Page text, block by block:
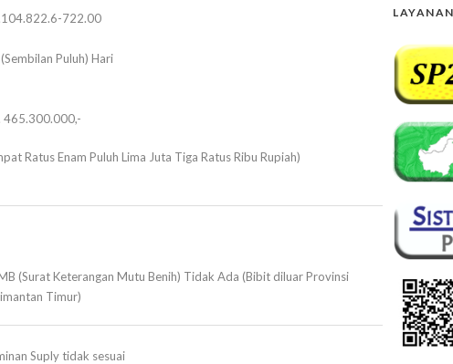
722.00
Puluh) Hari
465.300.000,-
Ratus Enam Puluh Lima Juta Tiga Ratus Ribu Rupiah)
(Surat Keterangan Mutu Benih) Tidak Ada (Bibit diluar Provinsi
Timur)
Suply tidak sesuai